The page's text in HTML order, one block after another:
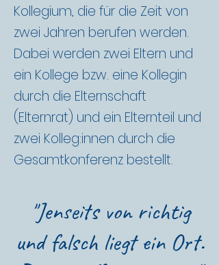
Kollegium, die für die Zeit von
zwei Jahren berufen werden.
Dabei werden zwei Eltern und
ein Kollege bzw. eine Kollegin
durch die Elternschaft
(Elternrat) und ein Elternteil und
zwei Kolleg:innen durch die
Gesamtkonferenz bestellt.
"Jenseits von richtig
und falsch liegt ein Ort.